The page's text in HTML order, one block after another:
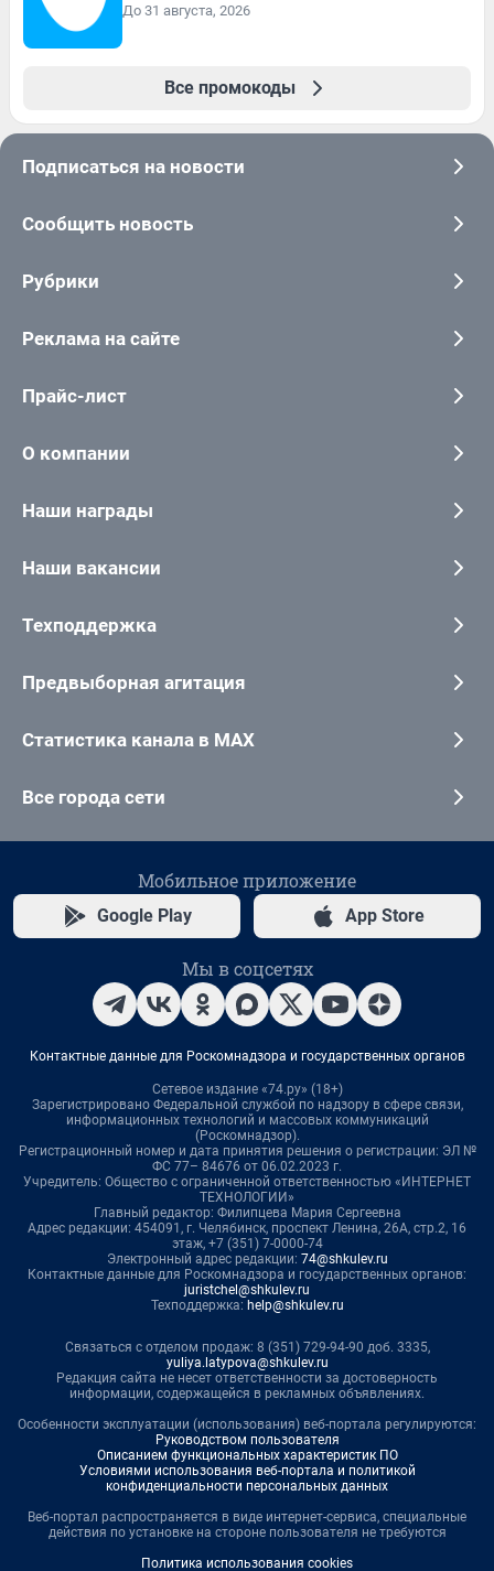
До 31 августа, 2026
Все промокоды
Подписаться на новости
Сообщить новость
Рубрики
Реклама на сайте
Прайс-лист
О компании
Наши награды
Наши вакансии
Техподдержка
Предвыборная агитация
Статистика канала в MAX
Все города сети
Мобильное приложение
Google Play App Store
Мы в соцсетях
Контактные данные для Роскомнадзора и государственных органов
Сетевое издание «74.ру» (18+)
Зарегистрировано Федеральной службой по надзору в сфере связи,
информационных технологий и массовых коммуникаций
(Роскомнадзор).
Регистрационный номер и дата принятия решения о регистрации: ЭЛ №
ФС 77– 84676 от 06.02.2023 г.
Учредитель: Общество с ограниченной ответственностью «ИНТЕРНЕТ
ТЕХНОЛОГИИ»
Главный редактор: Филипцева Мария Сергеевна
Адрес редакции: 454091, г. Челябинск, проспект Ленина, 26А, стр.2, 16
этаж, +7 (351) 7-0000-74
Электронный адрес редакции: 74@shkulev.ru
Контактные данные для Роскомнадзора и государственных органов:
juristchel@shkulev.ru
Техподдержка: help@shkulev.ru
Связаться с отделом продаж: 8 (351) 729-94-90 доб. 3335,
yuliya.latypova@shkulev.ru
Редакция сайта не несет ответственности за достоверность
информации, содержащейся в рекламных объявлениях.
Особенности эксплуатации (использования) веб-портала регулируются:
Руководством пользователя
Описанием функциональных характеристик ПО
Условиями использования веб-портала и политикой
конфиденциальности персональных данных
Веб-портал распространяется в виде интернет-сервиса, специальные
действия по установке на стороне пользователя не требуются
Политика использования cookies